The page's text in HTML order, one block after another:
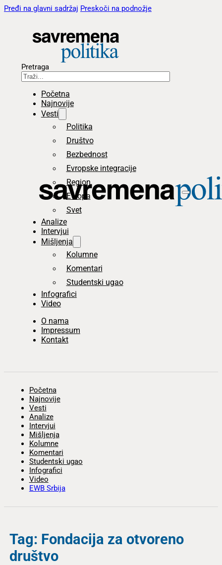
Pređi na glavni sadržaj Preskoči na podnožje
Pretraga
Početna
Najnovije
Vesti
Politika
Društvo
Bezbednost
Evropske integracije
Region
Evropa
Svet
Analize
Intervjui
Mišljenja
Kolumne
Komentari
Studentski ugao
Infografici
Video
O nama
Impressum
Kontakt
Početna
Najnovije
Vesti
Analize
Intervjui
Mišljenja
Kolumne
Komentari
Studentski ugao
Infografici
Video
EWB Srbija
Tag: Fondacija za otvoreno
društvo